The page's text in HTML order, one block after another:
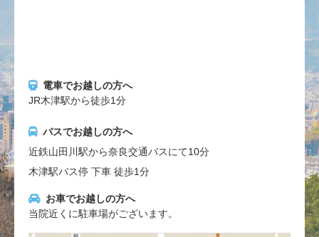
電車でお越しの方へ
JR木津駅から徒歩1分
バスでお越しの方へ
近鉄山田川駅から奈良交通バスにて10分
木津駅バス停 下車 徒歩1分
お車でお越しの方へ
当院近くに駐車場がございます。